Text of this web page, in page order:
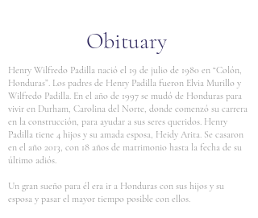
Obituary
Henry Wilfredo Padilla nació el 19 de julio de 1980 en “Colón,
Honduras”. Los padres de Henry Padilla fueron Elvia Murillo y
Wilfredo Padilla. En el año de 1997 se mudó de Honduras para
vivir en Durham, Carolina del Norte, donde comenzó su carrera
en la construcción, para ayudar a sus seres queridos. Henry
Padilla tiene 4 hijos y su amada esposa, Heidy Arita. Se casaron
en el año 2013, con 18 años de matrimonio hasta la fecha de su
último adiós.
Un gran sueño para él era ir a Honduras con sus hijos y su
esposa y pasar el mayor tiempo posible con ellos.